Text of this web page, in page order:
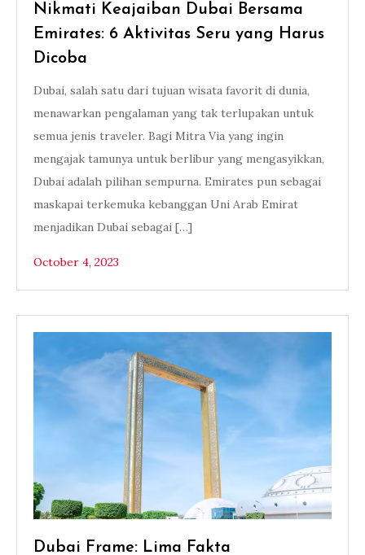
Nikmati Keajaiban Dubai Bersama
Emirates: 6 Aktivitas Seru yang Harus
Dicoba
Dubai, salah satu dari tujuan wisata favorit di dunia,
menawarkan pengalaman yang tak terlupakan untuk
semua jenis traveler. Bagi Mitra Via yang ingin
mengajak tamunya untuk berlibur yang mengasyikkan,
Dubai adalah pilihan sempurna. Emirates pun sebagai
maskapai terkemuka kebanggan Uni Arab Emirat
menjadikan Dubai sebagai […]
October 4, 2023
Dubai Frame: Lima Fakta